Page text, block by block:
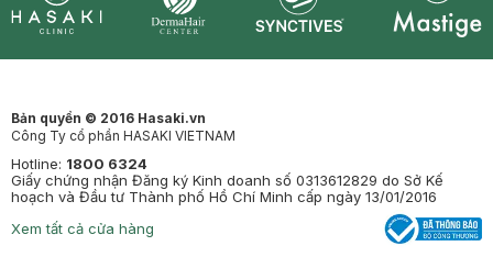
Bản quyền © 2016 Hasaki.vn
Công Ty cổ phần HASAKI VIETNAM
Hotline: 1800 6324
Giấy chứng nhận Đăng ký Kinh doanh số 0313612829 do Sở Kế
hoạch và Đầu tư Thành phố Hồ Chí Minh cấp ngày 13/01/2016
Xem tất cả cửa hàng